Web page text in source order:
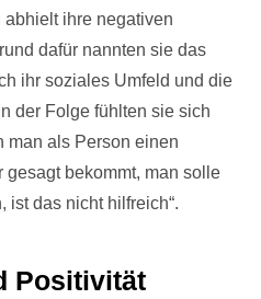
ihre negativen
dafür nannten sie das
ihr soziales Umfeld und die
der Folge fühlten sie sich
man als Person einen
gesagt bekommt, man solle
ist das nicht hilfreich“.
Positivität